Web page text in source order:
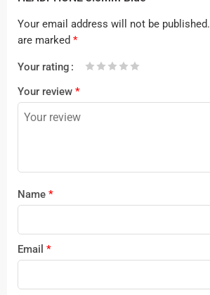
Your email address will not be published.
are marked *
Your rating
Your review *
Name *
Email *